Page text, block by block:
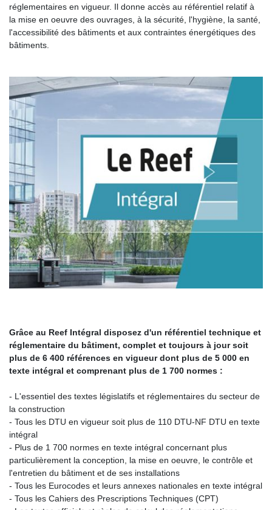
réglementaires en vigueur. Il donne accès au référentiel relatif à
la mise en oeuvre des ouvrages, à la sécurité, l'hygiène, la santé,
l'accessibilité des bâtiments et aux contraintes énergétiques des
bâtiments.
Grâce au Reef Intégral disposez d'un référentiel technique et
réglementaire du bâtiment, complet et toujours à jour soit
plus de 6 400 références en vigueur dont plus de 5 000 en
texte intégral et comprenant plus de 1 700 normes :
- L'essentiel des textes législatifs et réglementaires du secteur de
la construction
- Tous les DTU en vigueur soit plus de 110 DTU-NF DTU en texte
intégral
- Plus de 1 700 normes en texte intégral concernant plus
particulièrement la conception, la mise en oeuvre, le contrôle et
l'entretien du bâtiment et de ses installations
- Tous les Eurocodes et leurs annexes nationales en texte intégral
- Tous les Cahiers des Prescriptions Techniques (CPT)